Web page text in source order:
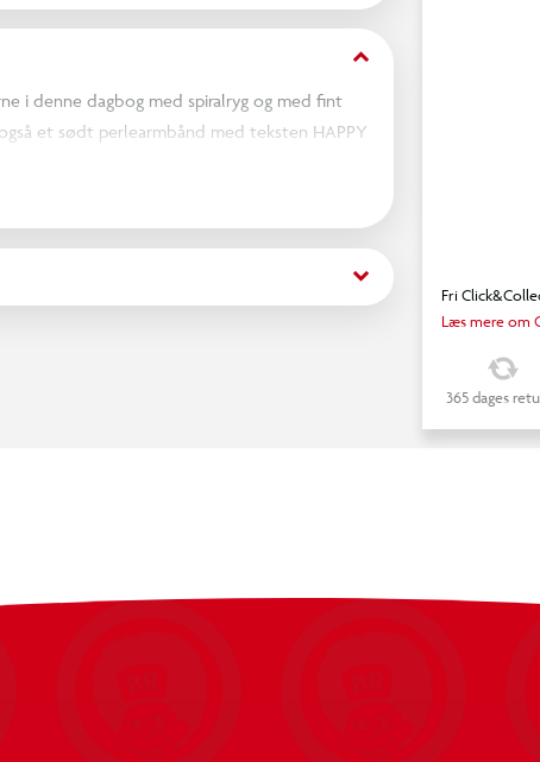
keyboard_arrow_down
i denne dagbog med spiralryg og med fint
et sødt perlearmbånd med teksten HAPPY
dine private hemmeligheder mod
keyboard_arrow_down
Fri
Læs mere om
365 dages